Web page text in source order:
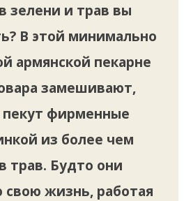
зелени и трав вы
В этой минимально
армянской пекарне
замешивают,
фирменные
из более чем
трав. Будто они
свою жизнь, работая